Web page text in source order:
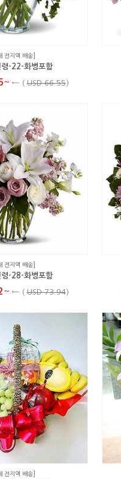
전지역 배송]
령-22-화병포함
~ ← (USD 66.55)
전지역 배송]
령-28-화병포함
~ ← (USD 73.94)
전지역 배송]